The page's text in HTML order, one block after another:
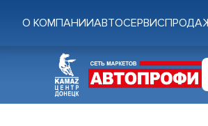
О КОМПАНИИАВТОСЕРВИС